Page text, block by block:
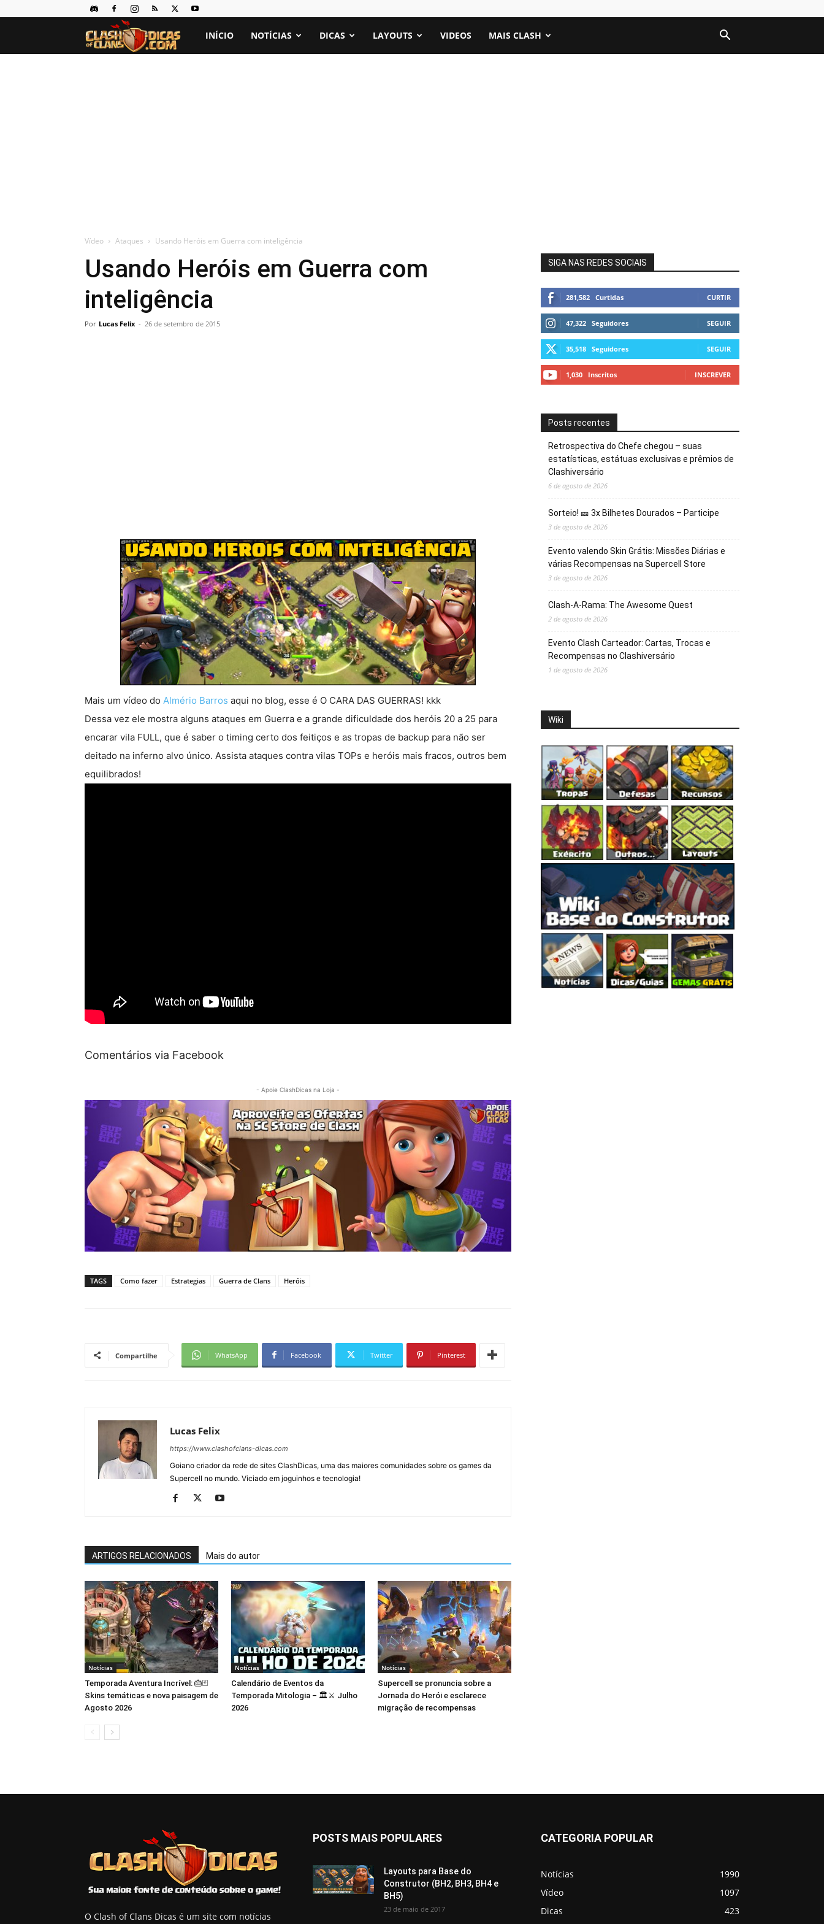
Clash
INÍCIO NOTÍCIAS DICAS LAYOUTS VIDEOS MAIS CLASH
Vídeo Ataques Usando Heróis em Guerra com inteligência
Usando Heróis em Guerra com
inteligência
Por Lucas Felix - 26 de setembro de 2015
Mais um vídeo do Almério Barros aqui no blog, esse é O CARA DAS GUERRAS! kkk
Dessa vez ele mostra alguns ataques em Guerra e a grande dificuldade dos heróis 20 a 25 para
encarar vila FULL, que é saber o timing certo dos feitiços e as tropas de backup para não ser
deitado na inferno alvo único. Assista ataques contra vilas TOPs e heróis mais fracos, outros bem
equilibrados!
Comentários via Facebook
- Apoie ClashDicas na Loja -
TAGS Como fazer Estrategias Guerra de Clans Heróis
Compartilhe WhatsApp Facebook Twitter Pinterest
Lucas Felix
https://www.clashofclans-dicas.com
Goiano criador da rede de sites ClashDicas, uma das maiores comunidades sobre os games da
Supercell no mundo. Viciado em joguinhos e tecnologia!
ARTIGOS RELACIONADOS Mais do autor
Notícias
Temporada Aventura Incrível: 🎂🃏
Skins temáticas e nova paisagem de
Agosto 2026
Notícias
Calendário de Eventos da
Temporada Mitologia – 🏛️⚔️ Julho
2026
Notícias
Supercell se pronuncia sobre a
Jornada do Herói e esclarece
migração de recompensas
SIGA NAS REDES SOCIAIS
281,582 Curtidas CURTIR
47,322 Seguidores SEGUIR
35,518 Seguidores SEGUIR
1,030 Inscritos INSCREVER
Posts recentes
Retrospectiva do Chefe chegou – suas
estatísticas, estátuas exclusivas e prêmios de
Clashiversário
6 de agosto de 2026
Sorteio! 🎫 3x Bilhetes Dourados – Participe
3 de agosto de 2026
Evento valendo Skin Grátis: Missões Diárias e
várias Recompensas na Supercell Store
3 de agosto de 2026
Clash-A-Rama: The Awesome Quest
2 de agosto de 2026
Evento Clash Carteador: Cartas, Trocas e
Recompensas no Clashiversário
1 de agosto de 2026
Wiki
O Clash of Clans Dicas é um site com notícias
POSTS MAIS POPULARES
Layouts para Base do
Construtor (BH2, BH3, BH4 e
BH5)
23 de maio de 2017
CATEGORIA POPULAR
Notícias
1990
Vídeo
1097
Dicas
423